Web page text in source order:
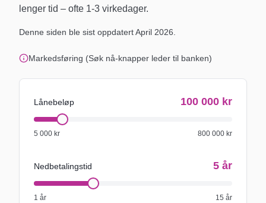
lenger tid – ofte 1-3 virkedager.
Denne siden ble sist oppdatertApril 2026
Markedsføring (Søk nå-knapper leder til banken)
Lånebeløp 100 000 kr
5 000 kr 800 000 kr
Nedbetalingstid 5 år
1 år 15 år